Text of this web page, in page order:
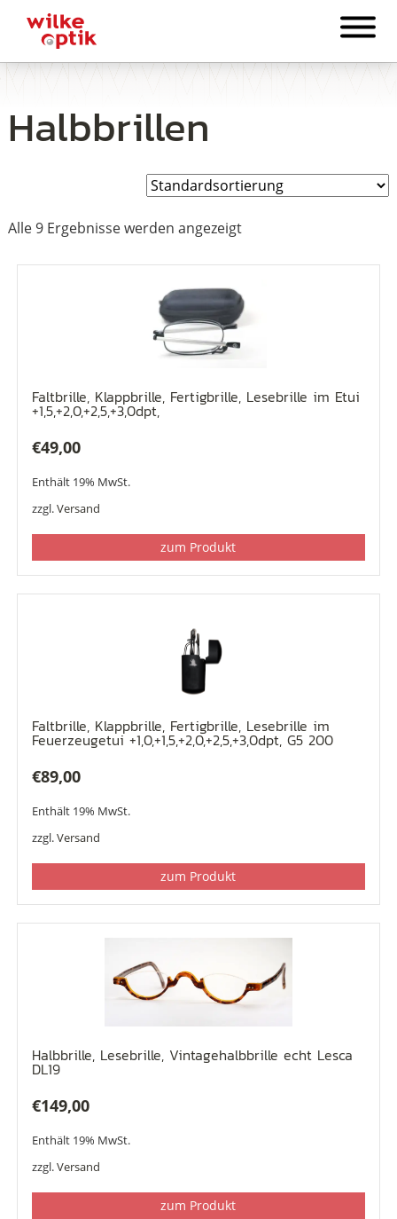
Halbbrillen
Alle 9 Ergebnisse werden angezeigt
Faltbrille, Klappbrille, Fertigbrille, Lesebrille im Etui
+1,5,+2,0,+2,5,+3,0dpt,
€49,00
Enthält 19% MwSt.
zzgl.Versand
zum Produkt
Faltbrille, Klappbrille, Fertigbrille, Lesebrille im
Feuerzeugetui +1,0,+1,5,+2,0,+2,5,+3,0dpt, G5 200
€89,00
Enthält 19% MwSt.
zzgl.Versand
zum Produkt
Halbbrille, Lesebrille, Vintagehalbbrille echt Lesca
DL19
€149,00
Enthält 19% MwSt.
zzgl.Versand
zum Produkt